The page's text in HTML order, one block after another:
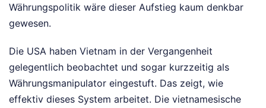
Währungspolitik wäre dieser Aufstieg kaum denkbar
gewesen.
Die USA haben Vietnam in der Vergangenheit
gelegentlich beobachtet und sogar kurzzeitig als
Währungsmanipulator eingestuft. Das zeigt, wie
effektiv dieses System arbeitet. Die vietnamesische